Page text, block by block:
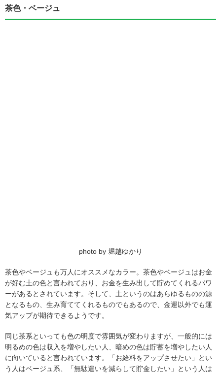
茶色・ベージュ
photo by 堀越ゆかり
茶色やベージュも万人にオススメなカラー。茶色やベージュはお金
が好む土の色と言われており、お金を生み出して貯めてくれるパワ
ーがあるとされています。そして、土というのはあらゆるものの源
となるもの、生み育ててくれるものでもあるので、金運以外でも運
気アップが期待できるようです。
同じ茶系といっても色の明度で雰囲気が変わりますが、一般的には
明るめの色は収入を増やしたい人、暗めの色は貯蓄を増やしたい人
に向いていると言われています。「お給料をアップさせたい」とい
う人はベージュ系、「無駄遣いを減らして貯金したい」という人は